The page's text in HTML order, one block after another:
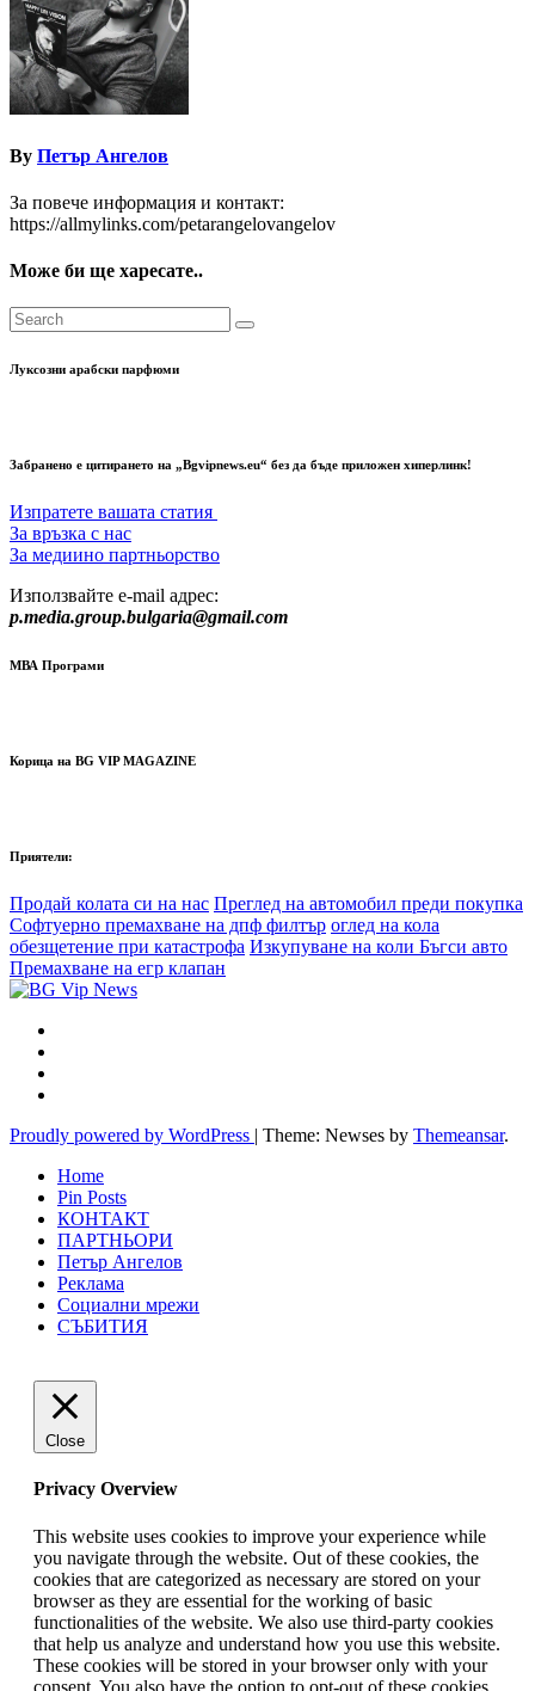
By Петър Ангелов
За повече информация и контакт:
https://allmylinks.com/petarangelovangelov
Може би ще харесате..
Луксозни арабски парфюми
Забранено е цитирането на „Bgvipnews.eu“ без да бъде приложен хиперлинк!
Изпратете вашата статия
За връзка с нас
За медиино партньорство
Използвайте e-mail адрес:
p.media.group.bulgaria@gmail.com
МВА Програми
Корица на BG VIP MAGAZINE
Приятели:
Продай колата си на нас Преглед на автомобил преди покупка
Софтуерно премахване на дпф филтър оглед на кола
обезщетение при катастрофа Изкупуване на коли Бъгси авто
Премахване на егр клапан
Proudly powered by WordPress | Theme: Newses by Themeansar.
Home
Pin Posts
КОНТАКТ
ПАРТНЬОРИ
Петър Ангелов
Реклама
Социални мрежи
СЪБИТИЯ
Close
Privacy Overview
This website uses cookies to improve your experience while
you navigate through the website. Out of these cookies, the
cookies that are categorized as necessary are stored on your
browser as they are essential for the working of basic
functionalities of the website. We also use third-party cookies
that help us analyze and understand how you use this website.
These cookies will be stored in your browser only with your
consent. You also have the option to opt-out of these cookies.